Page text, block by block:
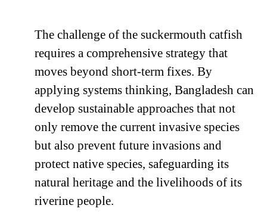
The challenge of the suckermouth catfish
requires a comprehensive strategy that
moves beyond short-term fixes. By
applying systems thinking, Bangladesh can
develop sustainable approaches that not
only remove the current invasive species
but also prevent future invasions and
protect native species, safeguarding its
natural heritage and the livelihoods of its
riverine people.